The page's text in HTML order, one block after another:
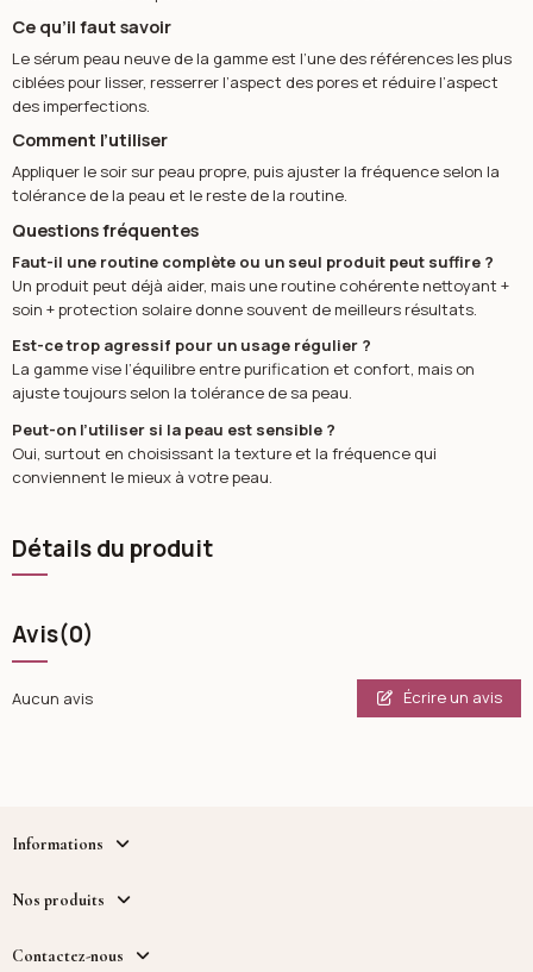
Ce qu’il faut savoir
Le sérum peau neuve de la gamme est l’une des références les plus
ciblées pour lisser, resserrer l’aspect des pores et réduire l’aspect
des imperfections.
Comment l’utiliser
Appliquer le soir sur peau propre, puis ajuster la fréquence selon la
tolérance de la peau et le reste de la routine.
Questions fréquentes
Faut-il une routine complète ou un seul produit peut suffire ?
Un produit peut déjà aider, mais une routine cohérente nettoyant +
soin + protection solaire donne souvent de meilleurs résultats.
Est-ce trop agressif pour un usage régulier ?
La gamme vise l’équilibre entre purification et confort, mais on
ajuste toujours selon la tolérance de sa peau.
Peut-on l’utiliser si la peau est sensible ?
Oui, surtout en choisissant la texture et la fréquence qui
conviennent le mieux à votre peau.
Détails du produit
Avis(0)
Aucun avis Écrire un avis
Informations
Nos produits
Contactez-nous